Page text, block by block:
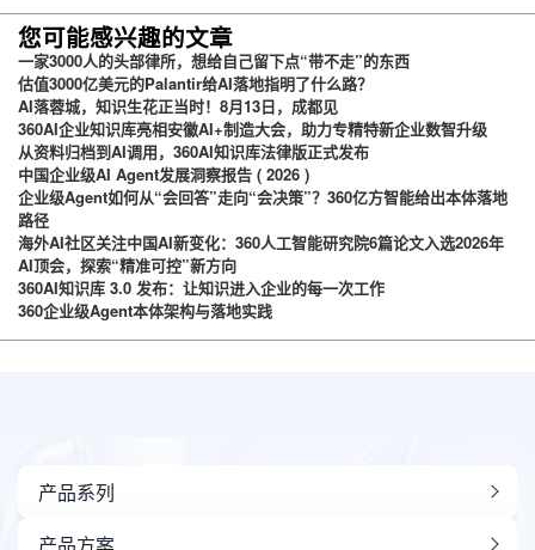
台
您可能感兴趣的文章
一家3000人的头部律所，想给自己留下点“带不走”的东西
估值3000亿美元的Palantir给AI落地指明了什么路？
AI落蓉城，知识生花正当时！8月13日，成都见
360AI企业知识库亮相安徽AI+制造大会，助力专精特新企业数智升级
从资料归档到AI调用，360AI知识库法律版正式发布
中国企业级AI Agent发展洞察报告 ( 2026 )
企业级Agent如何从“会回答”走向“会决策”？360亿方智能给出本体落地
路径
海外AI社区关注中国AI新变化：360人工智能研究院6篇论文入选2026年
AI顶会，探索“精准可控”新方向
360AI知识库 3.0 发布：让知识进入企业的每一次工作
360企业级Agent本体架构与落地实践
产品系列
产品方案